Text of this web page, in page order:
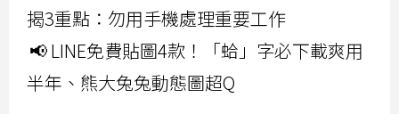
揭3重點：勿用手機處理重要工作
📢 LINE免費貼圖4款！「蛤」字必下載爽用
半年、熊大兔兔動態圖超Q